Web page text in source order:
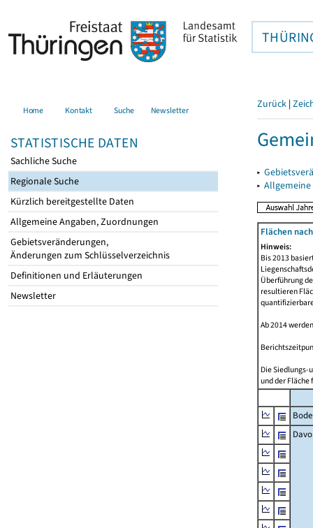
Home Kontakt Suche Newsletter
STATISTISCHE DATEN
Sachliche Suche
Regionale Suche
Kürzlich bereitgestellte Daten
Allgemeine Angaben, Zuordnungen
Gebietsveränderungen,
Änderungen zum Schlüsselverzeichnis
Definitionen und Erläuterungen
Newsletter
Zurück |
▸
▸
Flächen
Hinweis:
Bis 2013
Überführung
resultieren
Ab 2014
Die Siedlungs-
und der Fläche